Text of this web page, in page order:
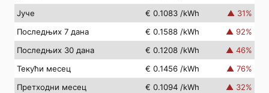
Јуче
€ 0.1083 /kWh ▲ 31%
Последњих 7 дана
€ 0.1588 /kWh ▲ 92%
Последњих 30 дана
€ 0.1208 /kWh ▲ 46%
Текући месец
€ 0.1456 /kWh ▲ 76%
Претходни месец
€ 0.1094 /kWh ▲ 32%